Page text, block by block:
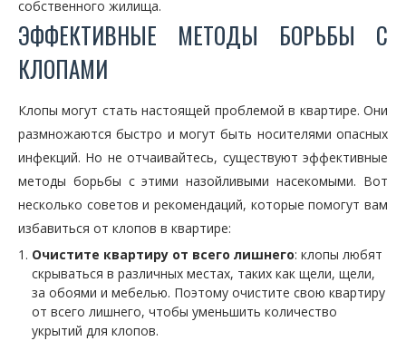
собственного жилища.
ЭФФЕКТИВНЫЕ МЕТОДЫ БОРЬБЫ С
КЛОПАМИ
Клопы могут стать настоящей проблемой в квартире. Они
размножаются быстро и могут быть носителями опасных
инфекций. Но не отчаивайтесь, существуют эффективные
методы борьбы с этими назойливыми насекомыми. Вот
несколько советов и рекомендаций, которые помогут вам
избавиться от клопов в квартире:
Очистите квартиру от всего лишнего: клопы любят
скрываться в различных местах, таких как щели, щели,
за обоями и мебелью. Поэтому очистите свою квартиру
от всего лишнего, чтобы уменьшить количество
укрытий для клопов.